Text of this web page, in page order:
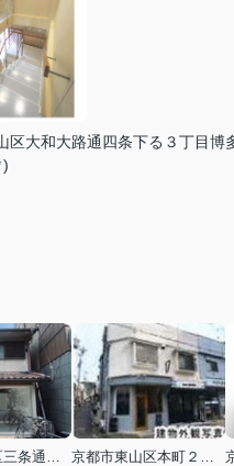
区大和大路通四条下る３丁目博